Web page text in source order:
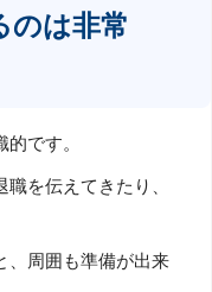
のは非常
です。
を伝えてきたり、
、周囲も準備が出来